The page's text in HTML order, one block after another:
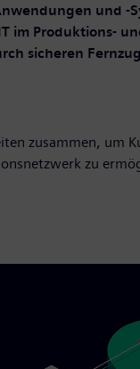
und -
im Produktions-
sicheren
zusammen,
zu